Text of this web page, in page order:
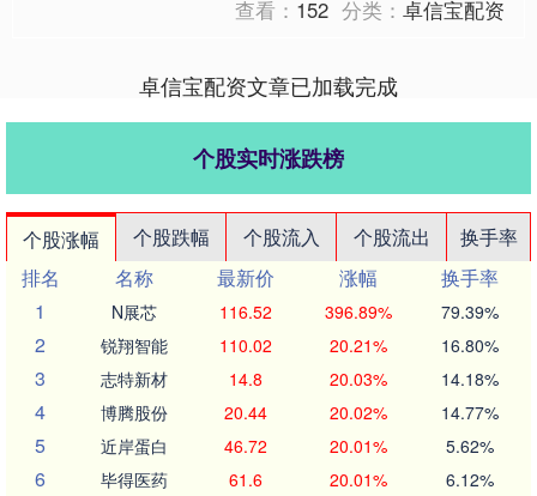
查看： 152 分类：卓信宝配资
卓信宝配资文章已加载完成
个股实时涨跌榜
个股涨幅 个股跌幅 个股流入 个股流出
换手率
排名
名称 最新价 涨幅
换手率
1
N展芯 116.52 396.89% 79.39%
2 锐翔智能 110.02 20.21% 16.80%
3 志特新材 14.8 20.03% 14.18%
4 博腾股份 20.44 20.02% 14.77%
5 近岸蛋白 46.72 20.01% 5.62%
6 毕得医药 61.6 20.01% 6.12%